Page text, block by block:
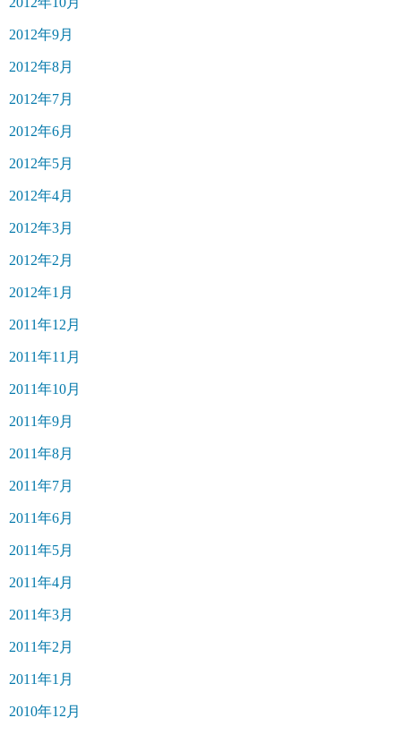
2012年9月
2012年8月
2012年7月
2012年6月
2012年5月
2012年4月
2012年3月
2012年2月
2012年1月
2011年12月
2011年11月
2011年10月
2011年9月
2011年8月
2011年7月
2011年6月
2011年5月
2011年4月
2011年3月
2011年2月
2011年1月
2010年12月